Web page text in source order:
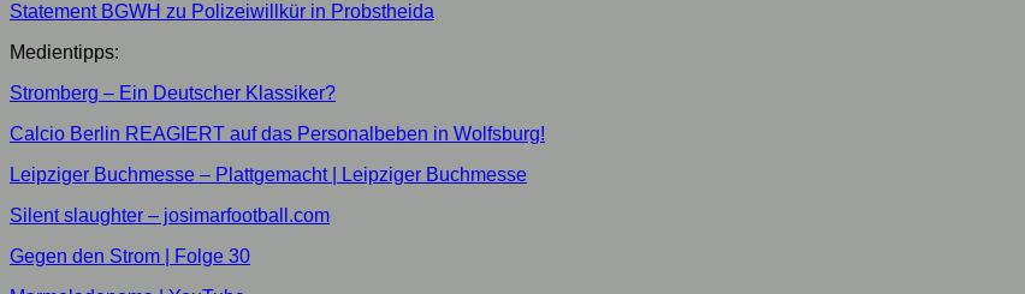
Statement BGWH zu Polizeiwillkür in Probstheida
Medientipps:
Stromberg – Ein Deutscher Klassiker?
Calcio Berlin REAGIERT auf das Personalbeben in Wolfsburg!
Leipziger Buchmesse – Plattgemacht | Leipziger Buchmesse
Silent slaughter – josimarfootball.com
Gegen den Strom | Folge 30